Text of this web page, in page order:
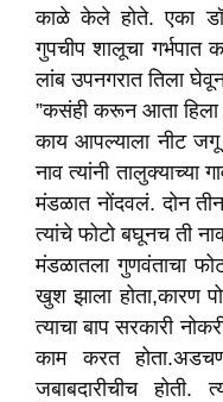
काळे केले होते. एका
गुपचीप शालूचा
लांब उपनगरात तिला
”कसंही करून आता हिला
काय आपल्याला नीट जगू
नाव त्यांनी
मंडळात नोंदवलं. दोन
त्यांचे फोटो बघूनच ती
मंडळातला गुणवंताचा
खुश झाला होता,कारण
त्याचा बाप सरकारी
काम करत
जबाबदारीचीच होती.